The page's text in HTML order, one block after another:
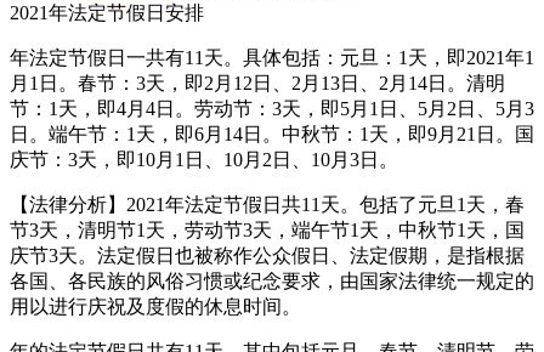
2021年法定节假日安排
年法定节假日一共有11天。具体包括：元旦：1天，即2021年1
月1日。春节：3天，即2月12日、2月13日、2月14日。清明
节：1天，即4月4日。劳动节：3天，即5月1日、5月2日、5月3
日。端午节：1天，即6月14日。中秋节：1天，即9月21日。国
庆节：3天，即10月1日、10月2日、10月3日。
【法律分析】2021年法定节假日共11天。包括了元旦1天，春
节3天，清明节1天，劳动节3天，端午节1天，中秋节1天，国
庆节3天。法定假日也被称作公众假日、法定假期，是指根据
各国、各民族的风俗习惯或纪念要求，由国家法律统一规定的
用以进行庆祝及度假的休息时间。